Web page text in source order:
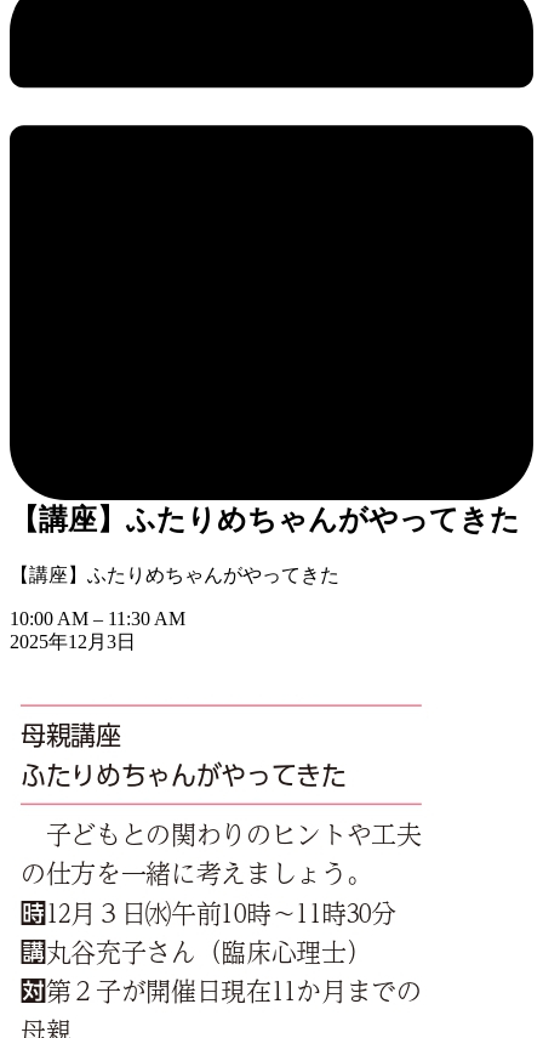
【講座】ふたりめちゃんがやってきた
【講座】ふたりめちゃんがやってきた
10:00 AM – 11:30 AM
2025年12月3日